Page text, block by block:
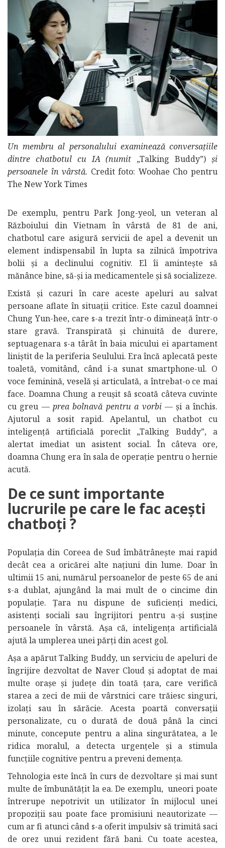
Un membru al personalului examinează conversațiile
dintre chatbotul cu IA (numit „Talking Buddy”)și
persoanele în vârstă. Credit foto: Woohae Cho pentru
The New York Times
De exemplu, pentru Park Jong-yeol, un veteran al
Războiului din Vietnam în vârstă de 81 de ani,
chatbotul care asigură servicii de apel a devenit un
element indispensabil în lupta sa zilnică împotriva
bolii și a declinului cognitiv. El îi amintește să
mănânce bine, să-și ia medicamentele și să socializeze.
Există și cazuri în care aceste apeluri au salvat
persoane aflate în situații critice. Este cazul doamnei
Chung Yun-hee, care s-a trezit într-o dimineață într-o
stare gravă. Transpirată și chinuită de durere,
septuagenara s-a târât în baia micului ei apartament
liniștit de la periferia Seulului. Era încă aplecată peste
toaletă, vomitând, când i-a sunat smartphone-ul. O
voce feminină, veselă și articulată, a întrebat-o ce mai
face. Doamna Chung a reușit să scoată câteva cuvinte
cu greu —prea bolnavă pentru a vorbi — și a închis.
Ajutorul a sosit rapid. Apelantul, un chatbot cu
inteligență artificială poreclit „Talking Buddy”, a
alertat imediat un asistent social. În câteva ore,
doamna Chung era în sala de operație pentru o hernie
acută.
De ce sunt importante
lucrurile pe care le fac acești
chatboți ?
Populația din Coreea de Sud îmbătrânește mai rapid
decât cea a oricărei alte națiuni din lume. Doar în
ultimii 15 ani, numărul persoanelor de peste 65 de ani
s-a dublat, ajungând la mai mult de o cincime din
populație. Țara nu dispune de suficienți medici,
asistenți sociali sau îngrijitori pentru a-și susține
persoanele în vârstă. Așa că, inteligența artificială
ajută la umplerea unei părți din acest gol.
Așa a apărut Talking Buddy, un serviciu de apeluri de
îngrijire dezvoltat de Naver Cloud și adoptat de mai
multe orașe și județe din toată țara, care verifică
starea a zeci de mii de vârstnici care trăiesc singuri,
izolați sau în sărăcie. Acesta poartă conversații
personalizate, cu o durată de două până la cinci
minute, concepute pentru a alina singurătatea, a le
ridica moralul, a detecta urgențele și a stimula
funcțiile cognitive pentru a preveni demența.
Tehnologia este încă în curs de dezvoltare și mai sunt
multe de îmbunătățit la ea. De exemplu, uneori poate
întrerupe nepotrivit un utilizator în mijlocul unei
propoziții sau poate face promisiuni neautorizate —
cum ar fi atunci când s-a oferit impulsiv să trimită saci
de orez unui rezident fără bani. Cu toate acestea,